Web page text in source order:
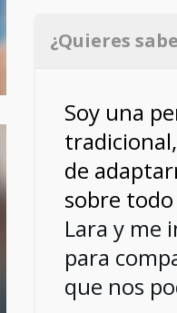
¿Quieres
Soy una
de
sobre
Lara y me
para
que nos